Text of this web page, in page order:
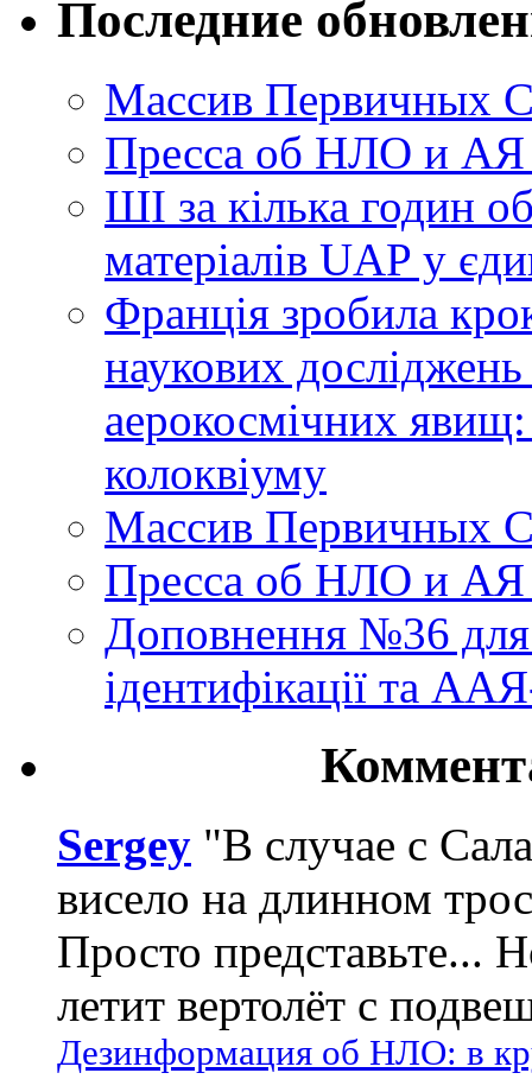
Последние
Массив Первичных
Пресса об НЛО и
ШІ за кілька годин
матеріалів UAP у
Франція зробила
наукових
аерокосмічних
колоквіуму
Массив Первичных
Пресса об НЛО и
Доповнення №36
ідентифікації та
Sergey "В случае с
висело на длинном
Просто представьте...
летит вертолёт с
Дезинформация об НЛО: в